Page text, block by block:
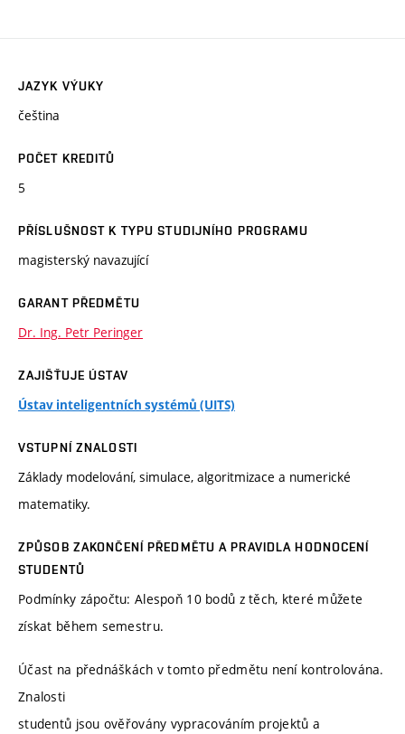
JAZYK VÝUKY
čeština
POČET KREDITŮ
5
PŘÍSLUŠNOST K TYPU STUDIJNÍHO PROGRAMU
magisterský navazující
GARANT PŘEDMĚTU
Dr. Ing. Petr Peringer
ZAJIŠŤUJE ÚSTAV
Ústav inteligentních systémů (UITS)
VSTUPNÍ ZNALOSTI
Základy modelování, simulace, algoritmizace a numerické
matematiky.
ZPŮSOB ZAKONČENÍ PŘEDMĚTU A PRAVIDLA HODNOCENÍ
STUDENTŮ
Podmínky zápočtu: Alespoň 10 bodů z těch, které můžete
získat během semestru.
Účast na přednáškách v tomto předmětu není kontrolována.
Znalosti
studentů jsou ověřovány vypracováním projektů a